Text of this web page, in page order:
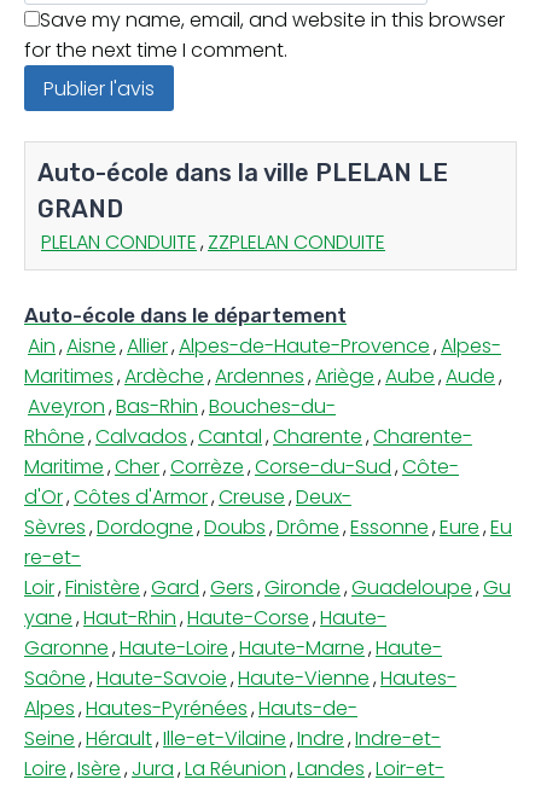
Save my name, email, and website in this browser
for the next time I comment.
Auto-école dans la ville PLELAN LE
GRAND
PLELAN CONDUITE,ZZPLELAN CONDUITE
Auto-école dans le département
Ain,Aisne,Allier,Alpes-de-Haute-Provence,Alpes-
Maritimes,Ardèche,Ardennes,Ariège,Aube,Aude,
Aveyron,Bas-Rhin,Bouches-du-
Rhône,Calvados,Cantal,Charente,Charente-
Maritime,Cher,Corrèze,Corse-du-Sud,Côte-
d'Or,Côtes d'Armor,Creuse,Deux-
Sèvres,Dordogne,Doubs,Drôme,Essonne,Eure,Eu
re-et-
Loir,Finistère,Gard,Gers,Gironde,Guadeloupe,Gu
yane,Haut-Rhin,Haute-Corse,Haute-
Garonne,Haute-Loire,Haute-Marne,Haute-
Saône,Haute-Savoie,Haute-Vienne,Hautes-
Alpes,Hautes-Pyrénées,Hauts-de-
Seine,Hérault,Ille-et-Vilaine,Indre,Indre-et-
Loire,Isère,Jura,La Réunion,Landes,Loir-et-